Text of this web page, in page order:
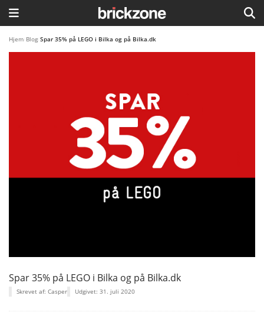
HJEM
LEGO FAVORITTER
Hjem Blog Spar 35% på LEGO i Bilka og på Bilka.dk
Spar 35% på LEGO i Bilka og på Bilka.dk
Skrevet af: Casper Udgivet: 31. juli 2020